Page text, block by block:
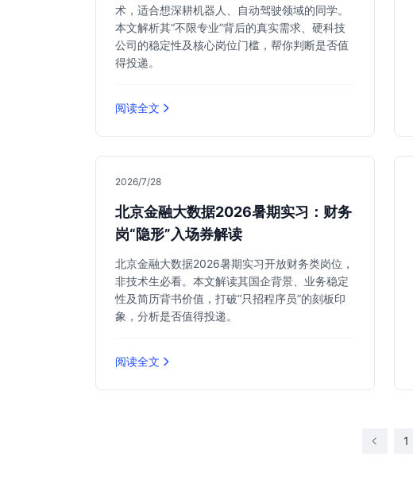
术，适合想深耕机器人、自动驾驶领域的同学。
本文解析其“不限专业”背后的真实需求、硬科技
公司的稳定性及核心岗位门槛，帮你判断是否值
得投递。
阅读全文
2026/7/28
北京金融大数据2026暑期实习：财务
岗“隐形”入场券解读
北京金融大数据2026暑期实习开放财务类岗位，
非技术生必看。本文解读其国企背景、业务稳定
性及简历背书价值，打破“只招程序员”的刻板印
象，分析是否值得投递。
阅读全文
1